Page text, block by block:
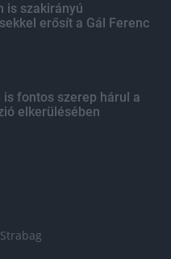
is szakirányú
erősít a Gál Ferenc
is fontos szerep hárul a
elkerülésében
Strabag